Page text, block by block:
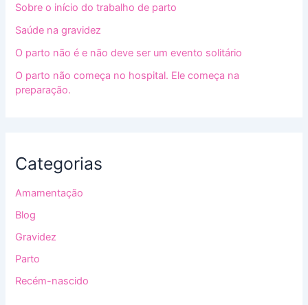
Sobre o início do trabalho de parto
Saúde na gravidez
O parto não é e não deve ser um evento solitário
O parto não começa no hospital. Ele começa na
preparação.
Categorias
Amamentação
Blog
Gravidez
Parto
Recém-nascido